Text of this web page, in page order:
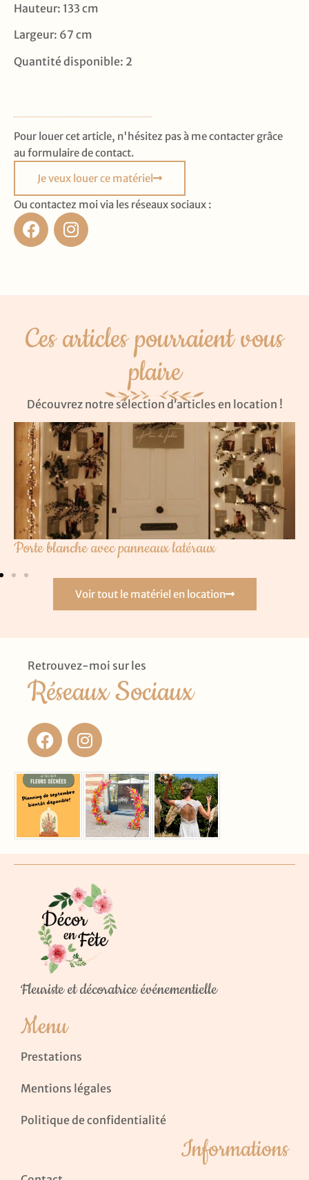
Hauteur: 133 cm
Largeur: 67 cm
Quantité disponible: 2
Pour louer cet article, n'hésitez pas à me contacter grâce
au formulaire de contact.
Je veux louer ce matériel
Ou contactez moi via les réseaux sociaux :
Ces articles pourraient vous
plaire
Découvrez notre sélection d’articles en location !
Porte blanche avec panneaux latéraux
Voir tout le matériel en location
Retrouvez-moi sur les
Réseaux Sociaux
Menu
Prestations
Mentions légales
Politique de confidentialité
Fleuriste et décoratrice événementielle
Informations